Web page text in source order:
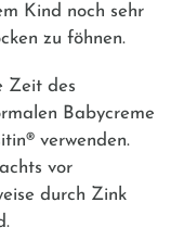
Kind noch sehr
zu föhnen.
Zeit des
Babycreme
verwenden.
vor
durch Zink